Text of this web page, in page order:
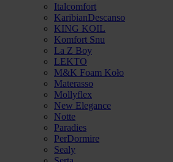
Italcomfort
KaribianDescanso
KING KOIL
Komfort Snu
La Z Boy
LEKTO
M&K Foam Koło
Materasso
Mollyflex
New Elegance
Notte
Paradies
PerDormire
Sealy